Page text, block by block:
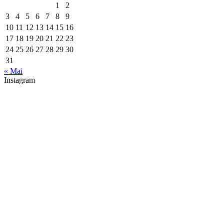
1
2
3
4 5 6 7 8
9
10 11 12 13 14 15 16
17 18 19 20 21 22 23
24 25 26 27 28 29 30
31
« Mai
Instagram